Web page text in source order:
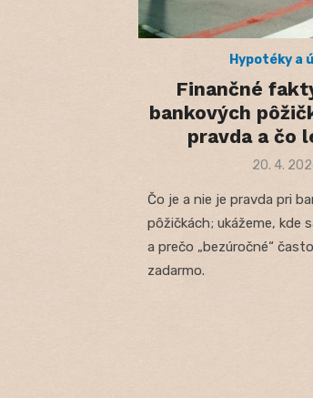
Hypotéky a
Finančné
bankových
pravda a čo
Posted
20. 4.
Čo je a nie je pravda pri
pôžičkách; ukážeme, kde
a prečo „bezúročné“
zadarmo.